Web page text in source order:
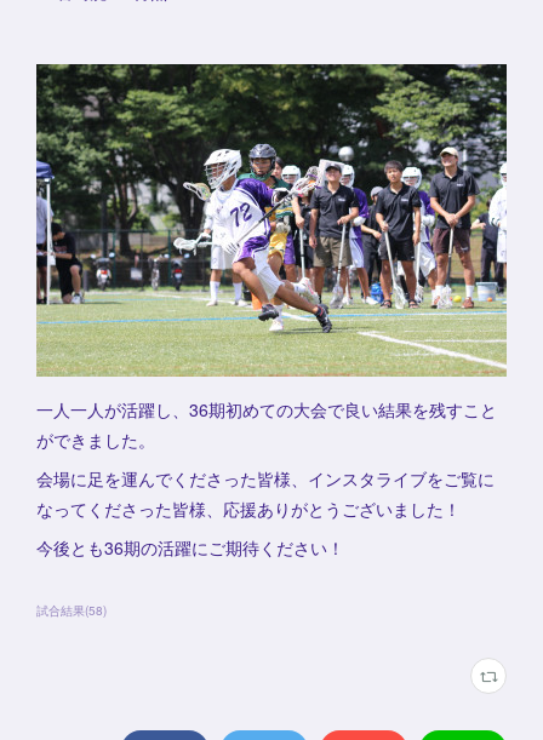
一人一人が活躍し、36期初めての大会で良い結果を残すこと
ができました。
会場に足を運んでくださった皆様、インスタライブをご覧に
なってくださった皆様、応援ありがとうございました！
今後とも36期の活躍にご期待ください！
試合結果(58)